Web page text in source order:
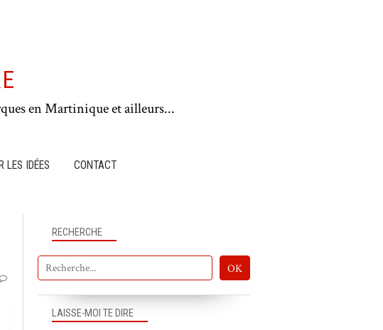
en Martinique et ailleurs...
LES IDÉES CONTACT
RECHERCHE
LAISSE-MOI TE DIRE